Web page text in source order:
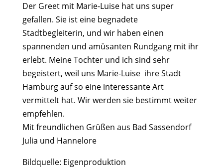
Der Greet mit Marie-Luise hat uns super
gefallen. Sie ist eine begnadete
Stadtbegleiterin, und wir haben einen
spannenden und amüsanten Rundgang mit ihr
erlebt. Meine Tochter und ich sind sehr
begeistert, weil uns Marie-Luise ihre Stadt
Hamburg auf so eine interessante Art
vermittelt hat. Wir werden sie bestimmt weiter
empfehlen.
Mit freundlichen Grüßen aus Bad Sassendorf
Julia und Hannelore
Bildquelle: Eigenproduktion